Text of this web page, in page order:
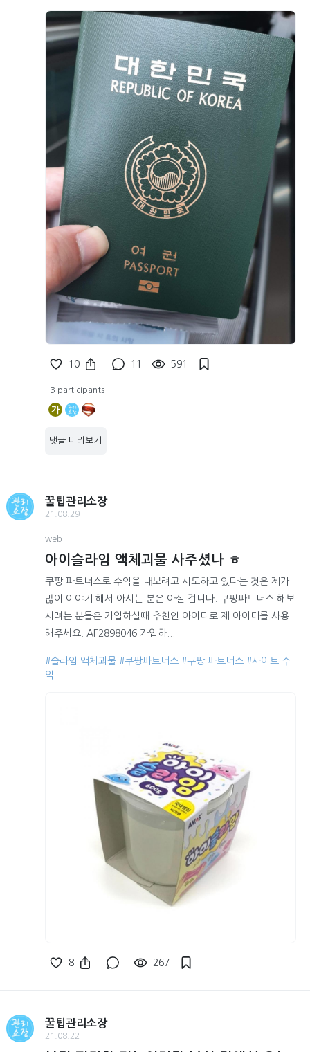
10 11 591
3 participants
가
댓글 미리보기
꿀팁관리소장
21.08.29
web
아이슬라임 액체괴물 사주셨나 ㅎ
쿠팡 파트너스로 수익을 내보려고 시도하고 있다는 것은 제가
많이 이야기 해서 아시는 분은 아실 겁니다. 쿠팡파트너스 해보
시려는 분들은 가입하실때 추천인 아이디로 제 아이디를 사용
해주세요. AF2898046 가입하...
#슬라임 액체괴물 #쿠팡파트너스 #구팡 파트너스 #사이트 수
익
8 267
꿀팁관리소장
21.08.22